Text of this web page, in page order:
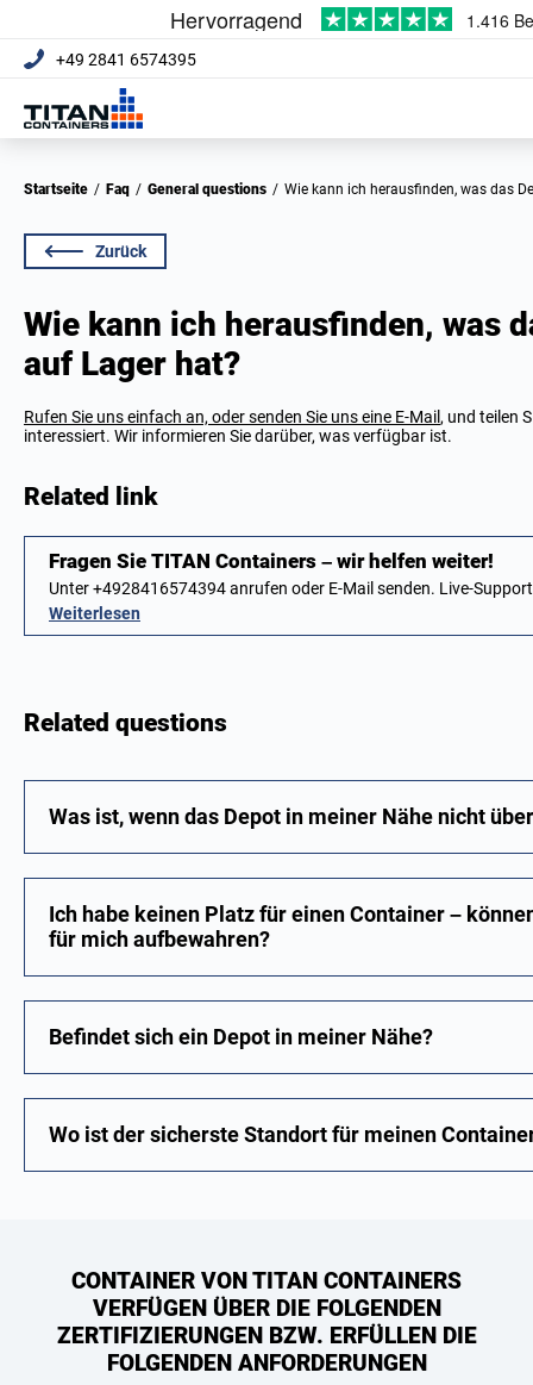
+49 2841 6574395
Startseite / Faq / General questions / Wie kann ich herausfinden, was das
Zurück
Wie kann ich herausfinden, was
auf Lager hat?
Rufen Sie uns einfach an, oder senden Sie uns eine E-Mail , und teilen
interessiert. Wir informieren Sie darüber, was verfügbar ist.
Related link
Fragen Sie TITAN Containers – wir helfen weiter!
Unter +4928416574394 anrufen oder E-Mail senden. Live-
Weiterlesen
Related questions
Was ist, wenn das Depot in meiner Nähe nicht
Ich habe keinen Platz für einen Container –
für mich aufbewahren?
Befindet sich ein Depot in meiner Nähe?
Wo ist der sicherste Standort für meinen
CONTAINER VON TITAN CONTAINERS
VERFÜGEN ÜBER DIE FOLGENDEN
ZERTIFIZIERUNGEN BZW. ERFÜLLEN DIE
FOLGENDEN ANFORDERUNGEN